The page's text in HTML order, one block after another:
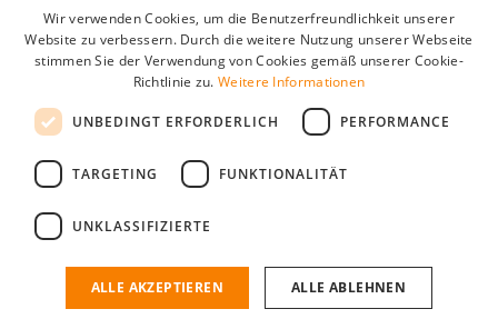
E-Mail*
Passwort
Angemeldet bleiben
Passwort vergessen?
Kostenloses Unternehmensprofil
Wenn Sie sich registriert haben, können Sie ein Unternehmensprofil
passenden Mitarbeiter zu finden.
Wir verwenden Cookies, um die Benutzerfreundlichkeit unserer
Website zu verbessern. Durch die weitere Nutzung unserer Webseite
stimmen Sie der Verwendung von Cookies gemäß unserer Cookie-
Richtlinie zu. Weitere Informationen
UNBEDINGT ERFORDERLICH PERFORMANCE
TARGETING FUNKTIONALITÄT
UNKLASSIFIZIERTE
ALLE AKZEPTIEREN ALLE ABLEHNEN